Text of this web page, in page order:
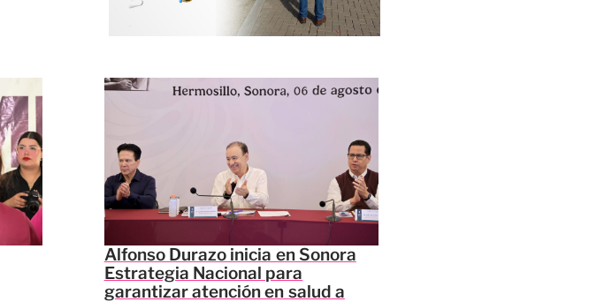
Alfonso Durazo inicia en Sonora
Estrategia Nacional para
garantizar atención en salud a